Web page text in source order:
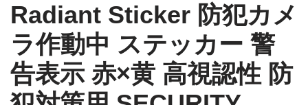
Radiant Sticker 防犯カメ
ラ作動中 ステッカー 警
告表示 赤×黄 高視認性 防